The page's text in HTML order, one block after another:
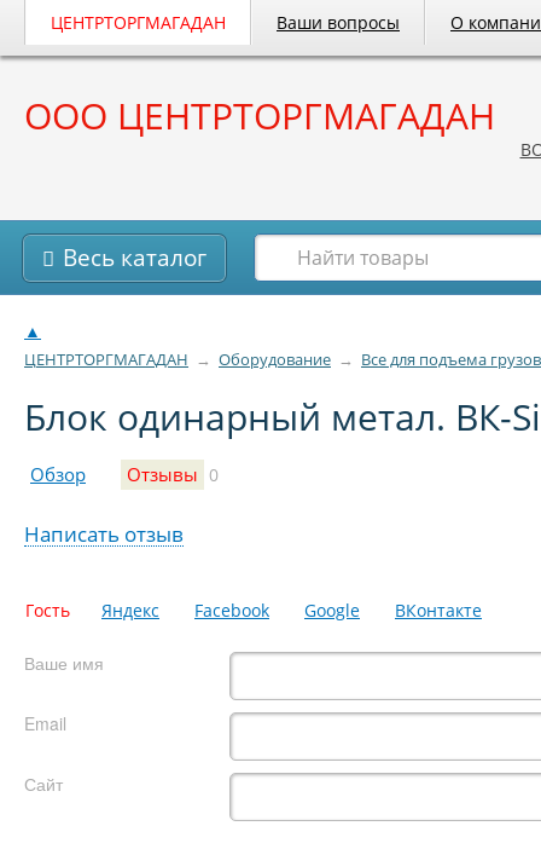
ЦЕНТРТОРГМАГАДАН Ваши вопросы О
ООО ЦЕНТРТОРГМАГАДАН
Весь каталог
▲
ЦЕНТРТОРГМАГАДАН → Оборудование → Все для подъема грузов
Блок одинарный метал. ВК-
Обзор Отзывы 0
Написать отзыв
Гость Яндекс Facebook Google ВКонтакте
Ваше имя
Email
Сайт